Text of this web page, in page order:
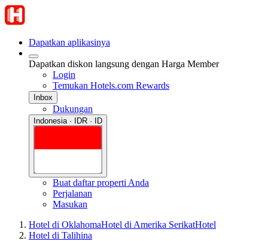
Dapatkan aplikasinya
Dapatkan diskon langsung dengan Harga Member
Login
Temukan Hotels.com Rewards
Inbox
Dukungan
Indonesia · IDR · ID
Buat daftar properti Anda
Perjalanan
Masukan
Hotel di OklahomaHotel di Amerika SerikatHotel
Hotel di Talihina